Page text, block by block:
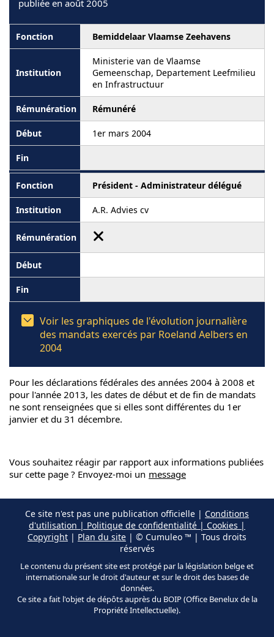
publiée en août 2005
Bemiddelaar Vlaamse Zeehavens
Ministerie van de Vlaamse
Gemeenschap, Departement Leefmilieu
en Infrastructuur
Rémunéré
1er mars 2004
Président - Administrateur délégué
A.R. Advies cv
Voir les graphiques de l'évolution journalière
des mandats exercés par Roeland Aelbers en
2004
Pour les déclarations fédérales des années 2004 à 2008 et
pour l'année 2013, les dates de début et de fin de mandats
ne sont renseignées que si elles sont différentes du 1er
janvier et du 31 décembre.
Vous souhaitez réagir par rapport aux informations publiées
sur cette page ? Envoyez-moi un message
Ce site n'est pas une publication officielle | Conditions
d'utilisation | Politique de confidentialité | Cookies |
Copyright | Plan du site | © Cumuleo ™ | Tous droits
réservés
Le contenu du présent site est protégé par la législation belge et
internationale sur le droit d'auteur et sur le droit des bases de
données.
Ce site a fait l'objet de dépôts auprès du BOIP (Office Benelux de la
Propriété Intellectuelle).